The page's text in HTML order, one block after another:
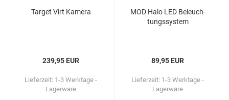
Tar­get Virt Ka­me­ra
239,95 EUR
Lieferzeit: 1-3 Werktage -
Lagerware
MOD Halo LED Be­leuch­
tungs­sys­tem
89,95 EUR
Lieferzeit: 1-3 Werktage -
Lagerware